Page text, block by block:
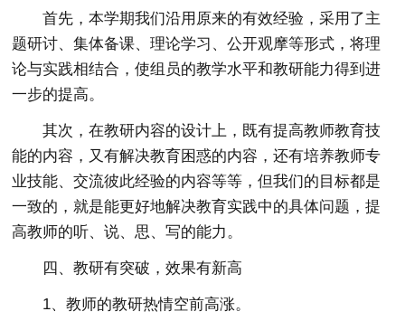
首先，本学期我们沿用原来的有效经验，采用了主
题研讨、集体备课、理论学习、公开观摩等形式，将理
论与实践相结合，使组员的教学水平和教研能力得到进
一步的提高。
其次，在教研内容的设计上，既有提高教师教育技
能的内容，又有解决教育困惑的内容，还有培养教师专
业技能、交流彼此经验的内容等等，但我们的目标都是
一致的，就是能更好地解决教育实践中的具体问题，提
高教师的听、说、思、写的能力。
四、教研有突破，效果有新高
1、教师的教研热情空前高涨。